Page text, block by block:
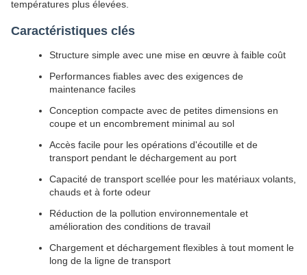
températures plus élevées.
Caractéristiques clés
Structure simple avec une mise en œuvre à faible coût
Performances fiables avec des exigences de
maintenance faciles
Conception compacte avec de petites dimensions en
coupe et un encombrement minimal au sol
Accès facile pour les opérations d'écoutille et de
transport pendant le déchargement au port
Capacité de transport scellée pour les matériaux volants,
chauds et à forte odeur
Réduction de la pollution environnementale et
amélioration des conditions de travail
Chargement et déchargement flexibles à tout moment le
long de la ligne de transport